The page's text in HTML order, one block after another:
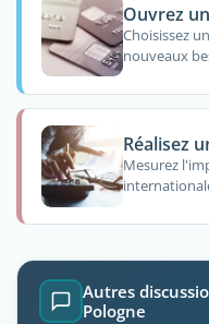
Ouvrez
Choisissez
nouveaux
Réalisez
Mesurez
Autres
Pologne